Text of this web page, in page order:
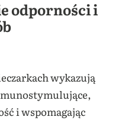
odporności i
wykazują
i wspomagając